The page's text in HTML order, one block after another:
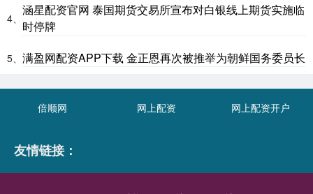
4、
涵星配资官网 泰国期货交易所宣布对白银线上期货实施临
时停牌
5、 满盈网配资APP下载 金正恩再次被推举为朝鲜国务委员长
倍顺网 网上配资 网上配资开户
友情链接：